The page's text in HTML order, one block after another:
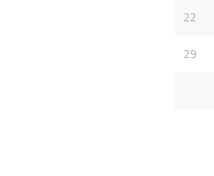
22
29